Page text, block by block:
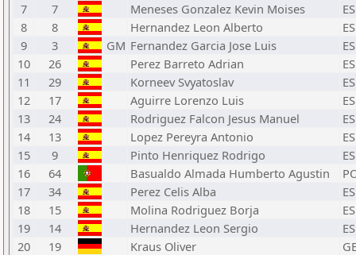
7
7 Meneses Gonzalez Kevin Moises
8
8 Hernandez Leon Alberto
9
3 GM Fernandez Garcia Jose Luis
10
26 Perez Barreto Adrian
11
29 Korneev Svyatoslav
12
17 Aguirre Lorenzo Luis
13
24 Rodriguez Falcon Jesus Manuel
14
13 Lopez Pereyra Antonio
15
9 Pinto Henriquez Rodrigo
16
64 Basualdo Almada Humberto Agustin
17
34 Perez Celis Alba
18
15 Molina Rodriguez Borja
19
14 Hernandez Leon Sergio
20
19 Kraus Oliver